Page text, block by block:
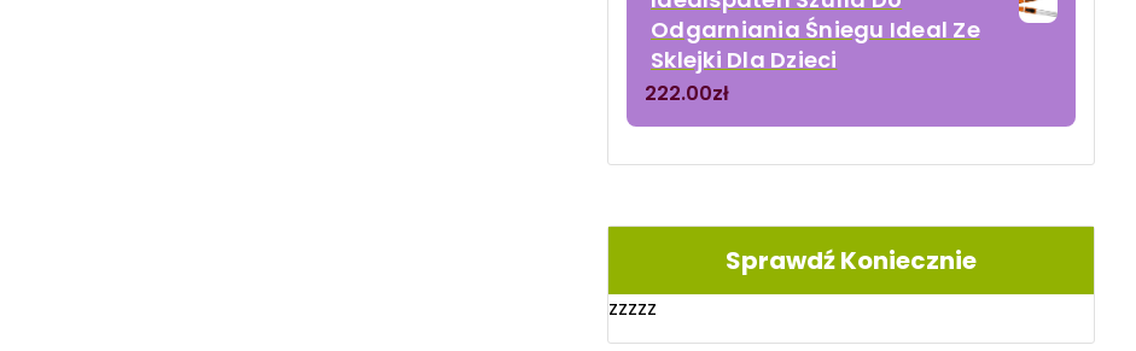
Odgarniania Śniegu Ideal Ze
Sklejki Dla Dzieci
222.00zł
Sprawdź Koniecznie
zzzzz